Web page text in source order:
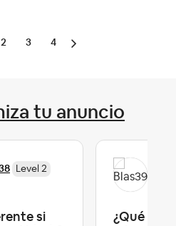
2 3 4
tu anuncio
Level 2
si
¿Qué